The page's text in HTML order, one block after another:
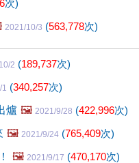
次)
2021/10/3 (563,778次)
2 (189,737次)
1 (340,257次)
爐 🖼️ 2021/9/28 (422,996次)
🖼️ 2021/9/24 (765,409次)
🖼️ 2021/9/17 (470,170次)